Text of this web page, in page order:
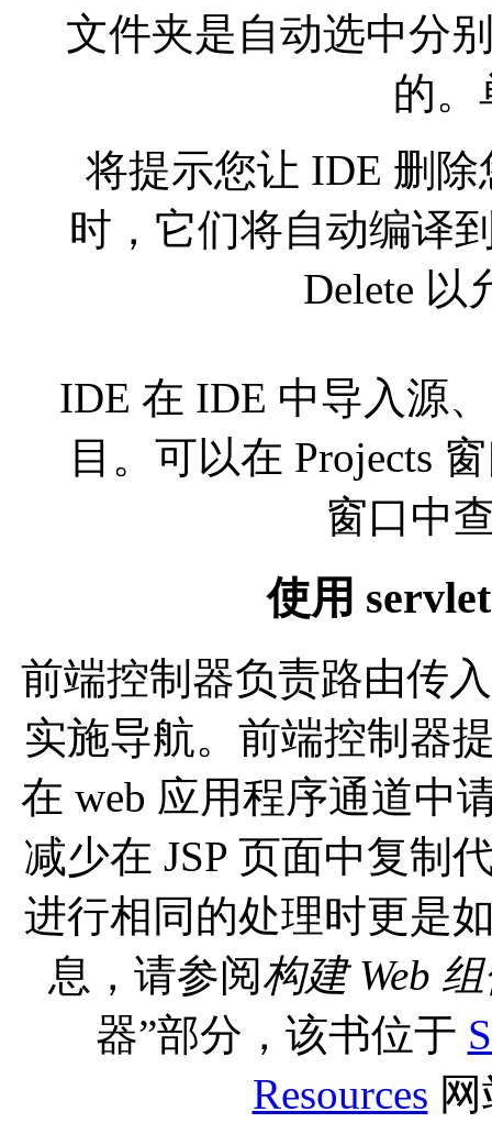
文件夹是自动选中分
的。
将提示您让 IDE 删
时，它们将自动编译
Delete 以
IDE 在 IDE 中导入源
目。可以在 Projects
窗口中
使用
前端控制器负责路由传
实施导航。前端控制器
在 web 应用程序通道中
减少在 JSP 页面中复制
进行相同的处理时更是
息，请参阅构建 Web
器”部分，该书位于
Resources